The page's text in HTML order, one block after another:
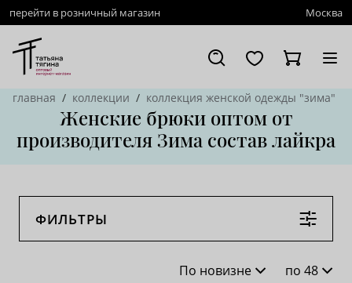
перейти в розничный магазин Москва
главная коллекции коллекция женской одежды "зима"
Женские брюки оптом от
производителя Зима состав лайкра
ФИЛЬТРЫ
По новизне
по 48